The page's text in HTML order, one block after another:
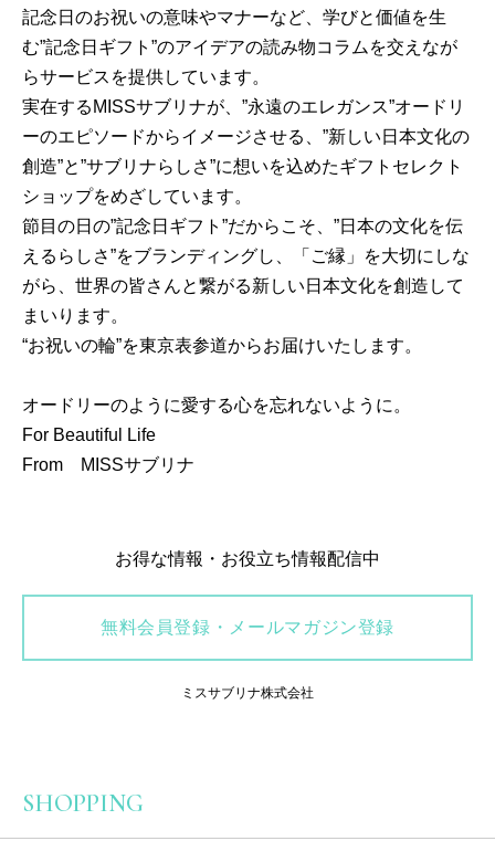
記念日のお祝いの意味やマナーなど、学びと価値を生
む”記念日ギフト”のアイデアの読み物コラムを交えなが
らサービスを提供しています。
実在するMISSサブリナが、”永遠のエレガンス”オードリ
ーのエピソードからイメージさせる、”新しい日本文化の
創造”と”サブリナらしさ”に想いを込めたギフトセレクト
ショップをめざしています。
節目の日の”記念日ギフト”だからこそ、”日本の文化を伝
えるらしさ”をブランディングし、「ご縁」を大切にしな
がら、世界の皆さんと繋がる新しい日本文化を創造して
まいります。
“お祝いの輪”を東京表参道からお届けいたします。
オードリーのように愛する心を忘れないように。
For Beautiful Life
From MISSサブリナ
お得な情報・お役立ち情報配信中
無料会員登録・メールマガジン登録
ミスサブリナ株式会社
SHOPPING